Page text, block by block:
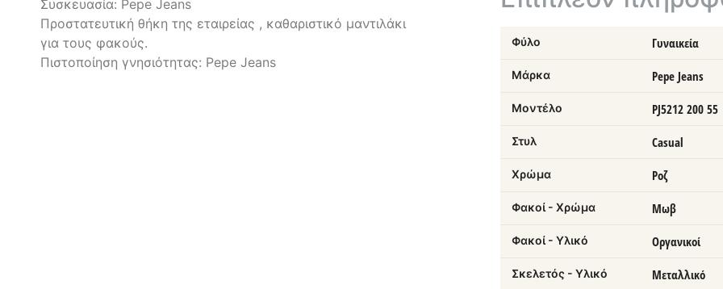
Συσκευασία: Pepe Jeans
Προστατευτική θήκη της εταιρείας , καθαριστικό μαντιλάκι
για τους φακούς.
Πιστοποίηση γνησιότητας: Pepe Jeans
Φύλο Γυναικεία
Μάρκα Pepe Jeans
Μοντέλο PJ5212 200 55
Στυλ Casual
Χρώμα Ροζ
Φακοί - Χρώμα Μωβ
Φακοί - Υλικό Οργανικοί
Σκελετός - Υλικό Μεταλλικό